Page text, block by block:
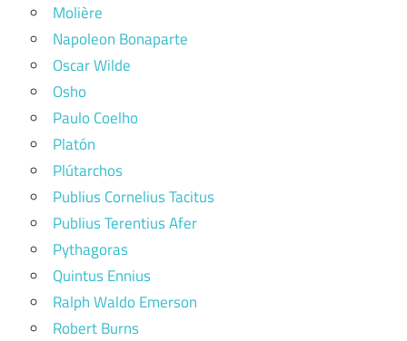
Molière
Napoleon Bonaparte
Oscar Wilde
Osho
Paulo Coelho
Platón
Plútarchos
Publius Cornelius Tacitus
Publius Terentius Afer
Pythagoras
Quintus Ennius
Ralph Waldo Emerson
Robert Burns